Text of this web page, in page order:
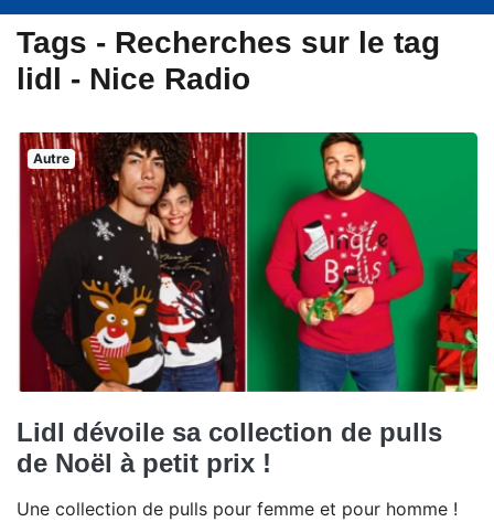
Tags - Recherches sur le tag
lidl - Nice Radio
Autre
Lidl dévoile sa collection de pulls
de Noël à petit prix !
Une collection de pulls pour femme et pour homme !